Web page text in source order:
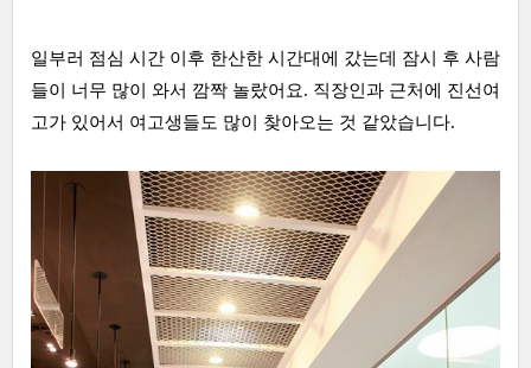
일부러 점심 시간 이후 한산한 시간대에 갔는데 잠시 후 사람
들이 너무 많이 와서 깜짝 놀랐어요. 직장인과 근처에 진선여
고가 있어서 여고생들도 많이 찾아오는 것 같았습니다.